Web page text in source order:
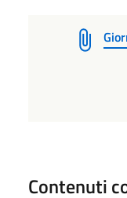
Contenuti